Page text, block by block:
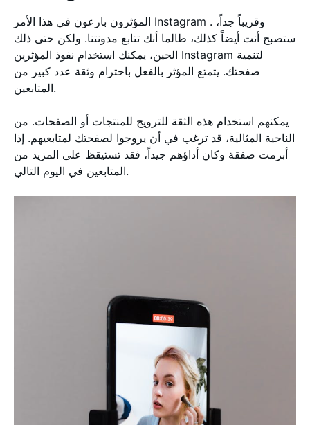
المؤثرون بارعون في هذا الأمر Instagram . وقريباً جداً،
ستصبح أنت أيضاً كذلك، طالما أنك تتابع مدونتنا. ولكن حتى ذلك
الحين، يمكنك استخدام نفوذ المؤثرين Instagram لتنمية
صفحتك. يتمتع المؤثر بالفعل باحترام وثقة عدد كبير من
المتابعين.
يمكنهم استخدام هذه الثقة للترويج للمنتجات أو الصفحات. من
الناحية المثالية، قد ترغب في أن يروجوا لصفحتك لمتابعيهم. إذا
أبرمت صفقة وكان أداؤهم جيداً، فقد تستيقظ على المزيد من
المتابعين في اليوم التالي.